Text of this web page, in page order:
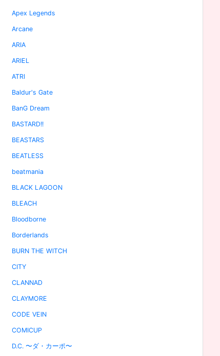
Apex Legends
Arcane
ARIA
ARIEL
ATRI
Baldur's Gate
BanG Dream
BASTARD!!
BEASTARS
BEATLESS
beatmania
BLACK LAGOON
BLEACH
Bloodborne
Borderlands
BURN THE WITCH
CITY
CLANNAD
CLAYMORE
CODE VEIN
COMICUP
D.C. 〜ダ・カーポ〜